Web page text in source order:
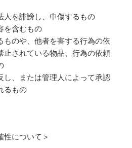
人を誹謗し、中傷するもの
を含むもの
ものや、他者を害する行為の依
止されている物品、行為の依頼
し、または管理人によって承認
るもの
性について＞